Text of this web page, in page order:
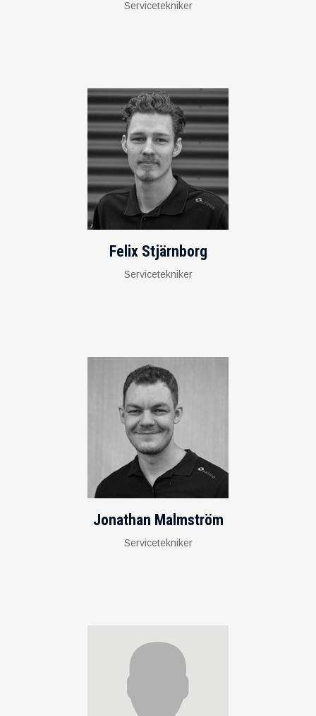
Servicetekniker
Felix Stjärnborg
Servicetekniker
Jonathan Malmström
Servicetekniker